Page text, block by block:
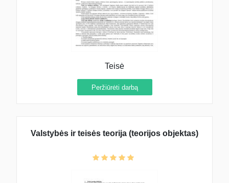
Teisė
Peržiūrėti darbą
Valstybės ir teisės teorija (teorijos objektas)